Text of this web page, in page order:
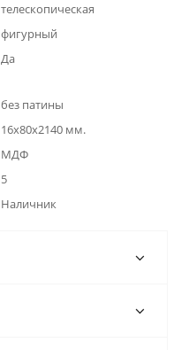
телескопическая
фигурный
Да
без патины
16x80x2140 мм.
МДФ
5
Наличник